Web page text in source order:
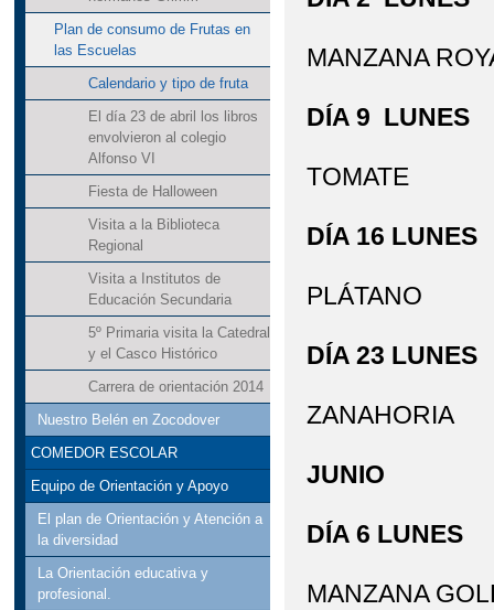
Plan de consumo de Frutas en
las Escuelas
Calendario y tipo de fruta
El día 23 de abril los libros
envolvieron al colegio
Alfonso VI
Fiesta de Halloween
Visita a la Biblioteca
Regional
Visita a Institutos de
Educación Secundaria
5º Primaria visita la Catedral
y el Casco Histórico
Carrera de orientación 2014
Nuestro Belén en Zocodover
COMEDOR ESCOLAR
Equipo de Orientación y Apoyo
El plan de Orientación y Atención a
la diversidad
La Orientación educativa y
profesional.
MANZANA
DÍA 9 LUNES
TOMATE
DÍA 16 LUNES
PLÁTANO
DÍA 23 LUNES
ZANAHORIA
JUNIO
DÍA 6 LUNES
MANZANA